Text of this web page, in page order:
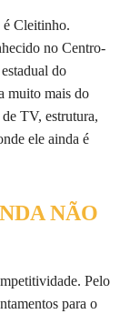
é Cleitinho.
no Centro-
do
muito mais do
TV, estrutura,
ele ainda é
NÃO
Pelo
para o